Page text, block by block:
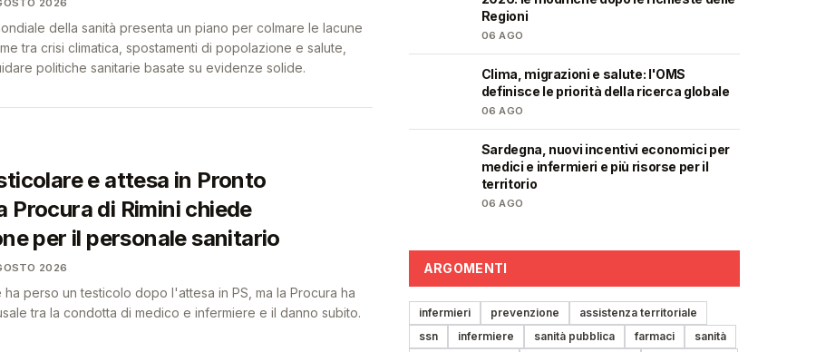
2026
della sanità presenta un piano per colmare le lacune
tra crisi climatica, spostamenti di popolazione e salute,
politiche sanitarie basate su evidenze solide.
e attesa in Pronto
Procura di Rimini chiede
per il personale sanitario
2026
ha perso un testicolo dopo l'attesa in PS, ma la Procura ha
tra la condotta di medico e infermiere e il danno subito.
Regioni
06 AGO
Clima, migrazioni e salute: l'OMS
definisce le priorità della ricerca globale
06 AGO
Sardegna, nuovi incentivi economici per
medici e infermieri e più risorse per il
territorio
06 AGO
ARGOMENTI
infermieri prevenzione
assistenza territoriale
ssn
infermiere sanità pubblica farmaci
sanità